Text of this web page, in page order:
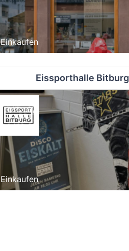
Einkaufen
Eissporthalle Bitburg
Einkaufen